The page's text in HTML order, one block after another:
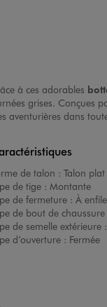
à ces adorables
grises. Conçues
aventurières dans
de talon : Talon plat
de tige : Montante
de fermeture : À
de bout de chaussure
de semelle extérieure :
d’ouverture : Fermée